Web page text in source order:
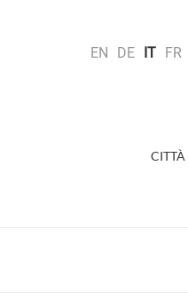
EN DE IT FR